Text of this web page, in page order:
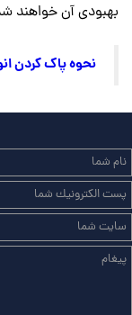
بهبودی آن خواهند
نحوه پاک کردن